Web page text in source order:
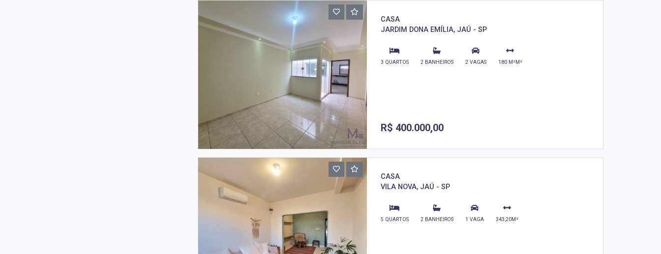
CASA
JARDIM DONA EMÍLIA, JAÚ - SP
3 QUARTOS 2 BANHEIROS 2 VAGAS 180 M²M²
R$ 400.000,00
CASA
VILA NOVA, JAÚ - SP
5 QUARTOS 2 BANHEIROS 1 VAGA 343,20M²